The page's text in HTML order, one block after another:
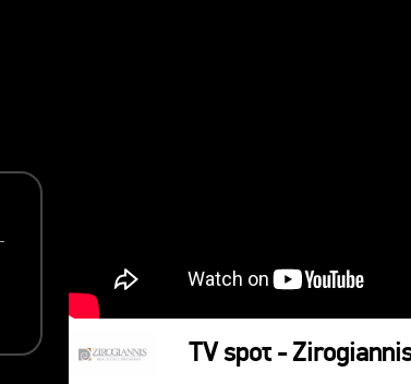
TV spoτ -